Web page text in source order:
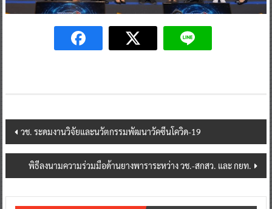
Post
navigation
วช. ระดมงานวิจัยและนวัตกรรมพัฒนาวัคซีนโควิด-19
พิธีลงนามความร่วมมือด้านยางพาราระหว่าง วช.-สกสว. และ กยท.